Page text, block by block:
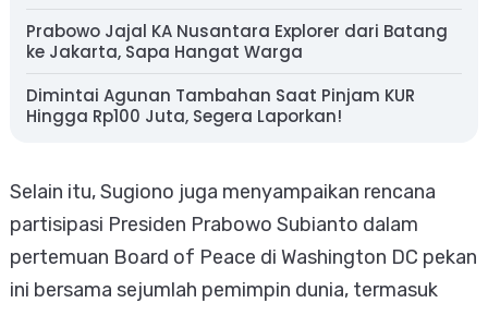
Prabowo Jajal KA Nusantara Explorer dari Batang
ke Jakarta, Sapa Hangat Warga
Dimintai Agunan Tambahan Saat Pinjam KUR
Hingga Rp100 Juta, Segera Laporkan!
Selain itu, Sugiono juga menyampaikan rencana
partisipasi Presiden Prabowo Subianto dalam
pertemuan Board of Peace di Washington DC pekan
ini bersama sejumlah pemimpin dunia, termasuk